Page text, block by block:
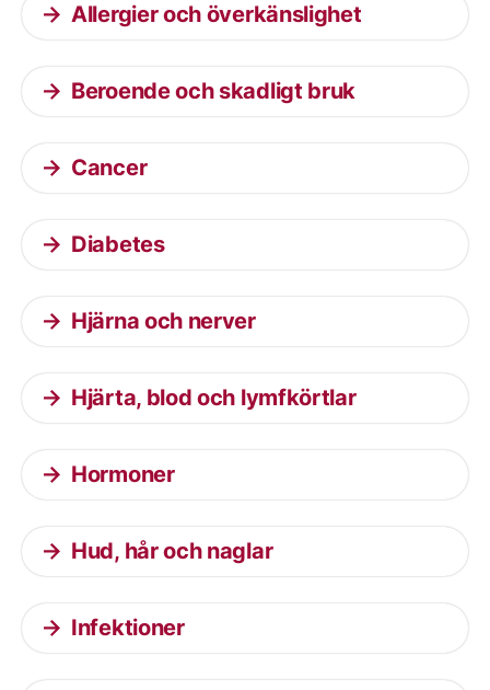
Allergier och överkänslighet
Beroende och skadligt bruk
Cancer
Diabetes
Hjärna och nerver
Hjärta, blod och lymfkörtlar
Hormoner
Hud, hår och naglar
Infektioner